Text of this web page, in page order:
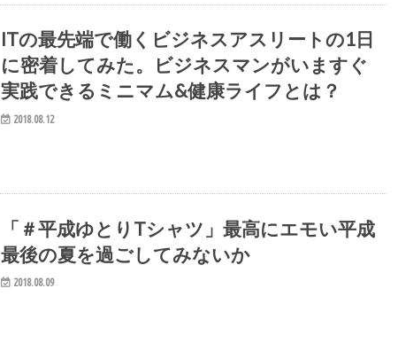
ITの最先端で働くビジネスアスリートの1日
に密着してみた。ビジネスマンがいますぐ
実践できるミニマム&健康ライフとは？
2018.08.12
「＃平成ゆとりTシャツ」最高にエモい平成
最後の夏を過ごしてみないか
2018.08.09